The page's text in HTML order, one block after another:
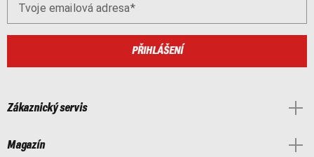
Tvoje emailová adresa
PŘIHLÁŠENÍ
Zákaznický servis
Magazín